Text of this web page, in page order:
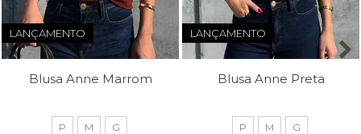
LANÇAMENTO
Blusa Anne Marrom
P M G
LANÇAMENTO
Blusa Anne Preta
P M G